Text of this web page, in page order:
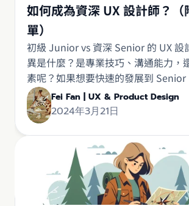
初級 Junior vs 資深 Senior 的 UX 設
異是什麼？是專業技巧、溝通能力，
素呢？如果想要快速的發展到 Senior
有哪些訣竅？ 在這篇文章中我會分享我對資深設計
師的想法，還有一些可以加快你成長
如何成為資深 UX 設計師？（
單）
Fei Fan | UX & Product Design
2024年3月21日